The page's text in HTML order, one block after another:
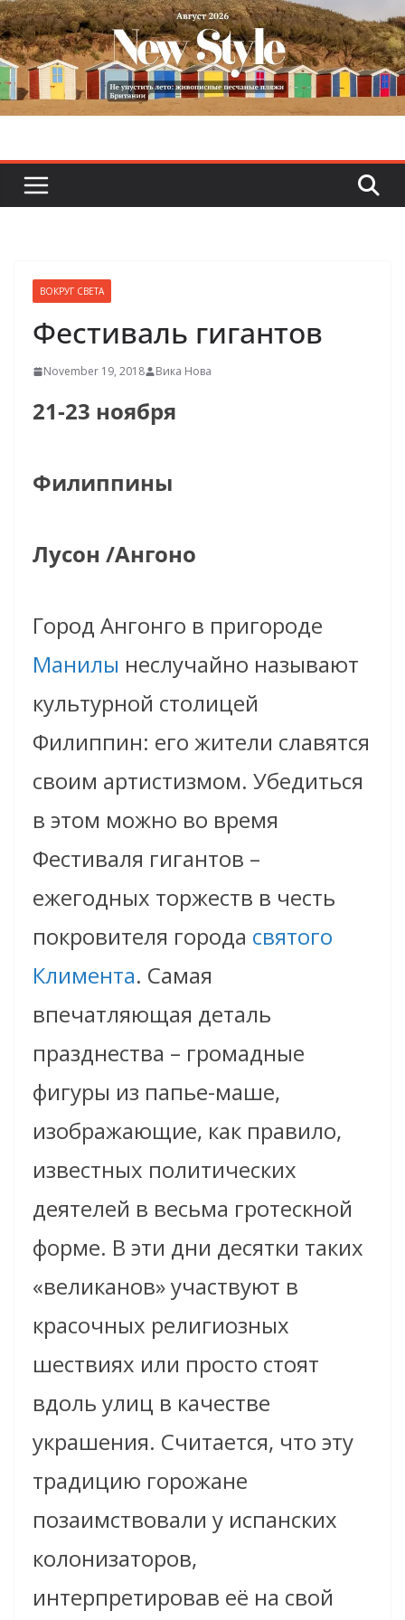
Skip
to
content
ВОКРУГ СВЕТА
Фестиваль гигантов
November 19, 2018 Вика Нова
21-23 ноября
Филиппины
Лусон /Ангоно
Город Ангонго в пригороде
Манилы неслучайно называют
культурной столицей
Филиппин: его жители славятся
своим артистизмом. Убедиться
в этом можно во время
Фестиваля гигантов –
ежегодных торжеств в честь
покровителя города святого
Климента. Самая
впечатляющая деталь
празднества – громадные
фигуры из папье-маше,
изображающие, как правило,
известных политических
деятелей в весьма гротескной
форме. В эти дни десятки таких
«великанов» участвуют в
красочных религиозных
шествиях или просто стоят
вдоль улиц в качестве
украшения. Считается, что эту
традицию горожане
позаимствовали у испанских
колонизаторов,
интерпретировав её на свой